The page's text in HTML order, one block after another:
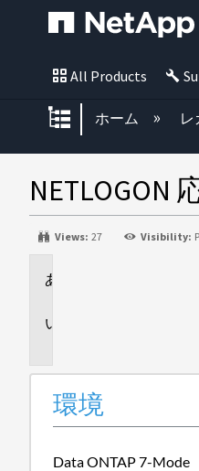
All Products
グローバ
ホーム レ
Views: 27 Visibility:
環境
Data ONTAP 7-Mode